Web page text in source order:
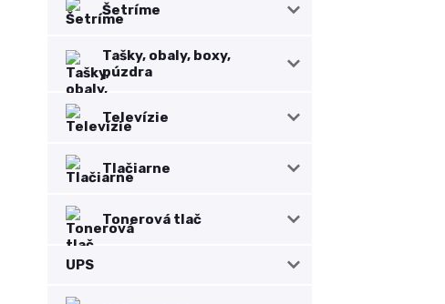
Šetríme
Tašky, obaly, boxy,
púzdra
Televízie
Tlačiarne
Tonerová tlač
UPS